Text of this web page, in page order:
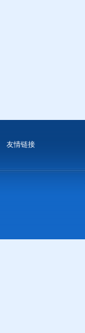
友情链接